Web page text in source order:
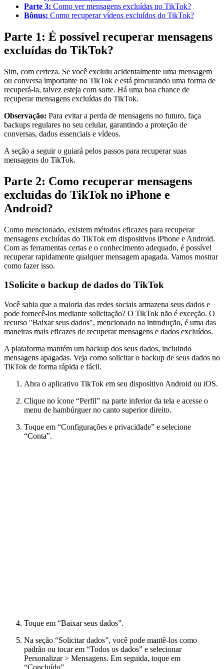
Parte 3: Como ver mensagens excluídas no TikTok?
Bônus: Como recuperar vídeos excluídos do TikTok?
Parte 1: É possível recuperar mensagens
excluídas do TikTok?
Sim, com certeza. Se você excluiu acidentalmente uma mensagem
ou conversa importante no TikTok e está procurando uma forma de
recuperá-la, talvez esteja com sorte. Há uma boa chance de
recuperar mensagens excluídas do TikTok.
Observação: Para evitar a perda de mensagens no futuro, faça
backups regulares no seu celular, garantindo a proteção de
conversas, dados essenciais e vídeos.
A seção a seguir o guiará pelos passos para recuperar suas
mensagens do TikTok.
Parte 2: Como recuperar mensagens
excluídas do TikTok no iPhone e
Android?
Como mencionado, existem métodos eficazes para recuperar
mensagens excluídas do TikTok em dispositivos iPhone e Android.
Com as ferramentas certas e o conhecimento adequado, é possível
recuperar rapidamente qualquer mensagem apagada. Vamos mostrar
como fazer isso.
1Solicite o backup de dados do TikTok
Você sabia que a maioria das redes sociais armazena seus dados e
pode fornecê-los mediante solicitação? O TikTok não é exceção. O
recurso "Baixar seus dados", mencionado na introdução, é uma das
maneiras mais eficazes de recuperar mensagens e dados excluídos.
A plataforma mantém um backup dos seus dados, incluindo
mensagens apagadas. Veja como solicitar o backup de seus dados no
TikTok de forma rápida e fácil.
Abra o aplicativo TikTok em seu dispositivo Android ou iOS.
Clique no ícone “Perfil” na parte inferior da tela e acesse o
menu de hambúrguer no canto superior direito.
Toque em “Configurações e privacidade” e selecione
“Conta”.
Toque em “Baixar seus dados”.
Na seção “Solicitar dados”, você pode mantê-los como
padrão ou tocar em “Todos os dados” e selecionar
Personalizar > Mensagens. Em seguida, toque em
“Concluído”.